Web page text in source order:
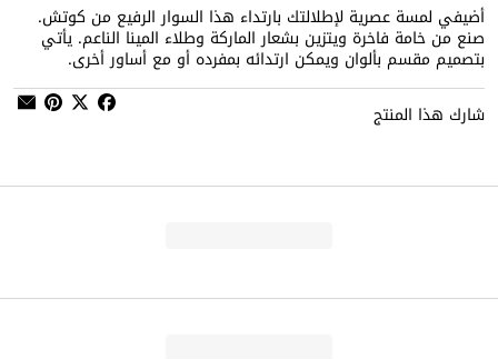
أضيفي لمسة عصرية لإطلالتك بارتداء هذا السوار الرفيع من كوتش.
صنع من خامة فاخرة ويتزين بشعار الماركة وطلاء المينا الناعم. يأتي
بتصميم مقسم بألوان ويمكن ارتدائه بمفرده أو مع أساور أخرى.
شارك هذا المنتج